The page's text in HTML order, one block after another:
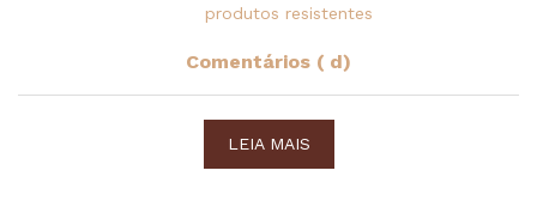
produtos resistentes
Comentários ( d)
LEIA MAIS